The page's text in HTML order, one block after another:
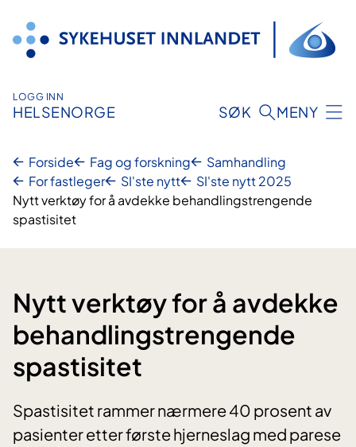
innhold
LOGG INN
HELSENORGE SØK MENY
Forside Fag og forskning
Samhandling
For fastleger
SI'ste nytt
SI'ste nytt 2025
Nytt verktøy for å avdekke behandlingstrengende
spastisitet
Nytt verktøy for å avdekke
behandlingstrengende
spastisitet
Spastisitet rammer nærmere 40 prosent av
pasienter etter første hjerneslag med parese